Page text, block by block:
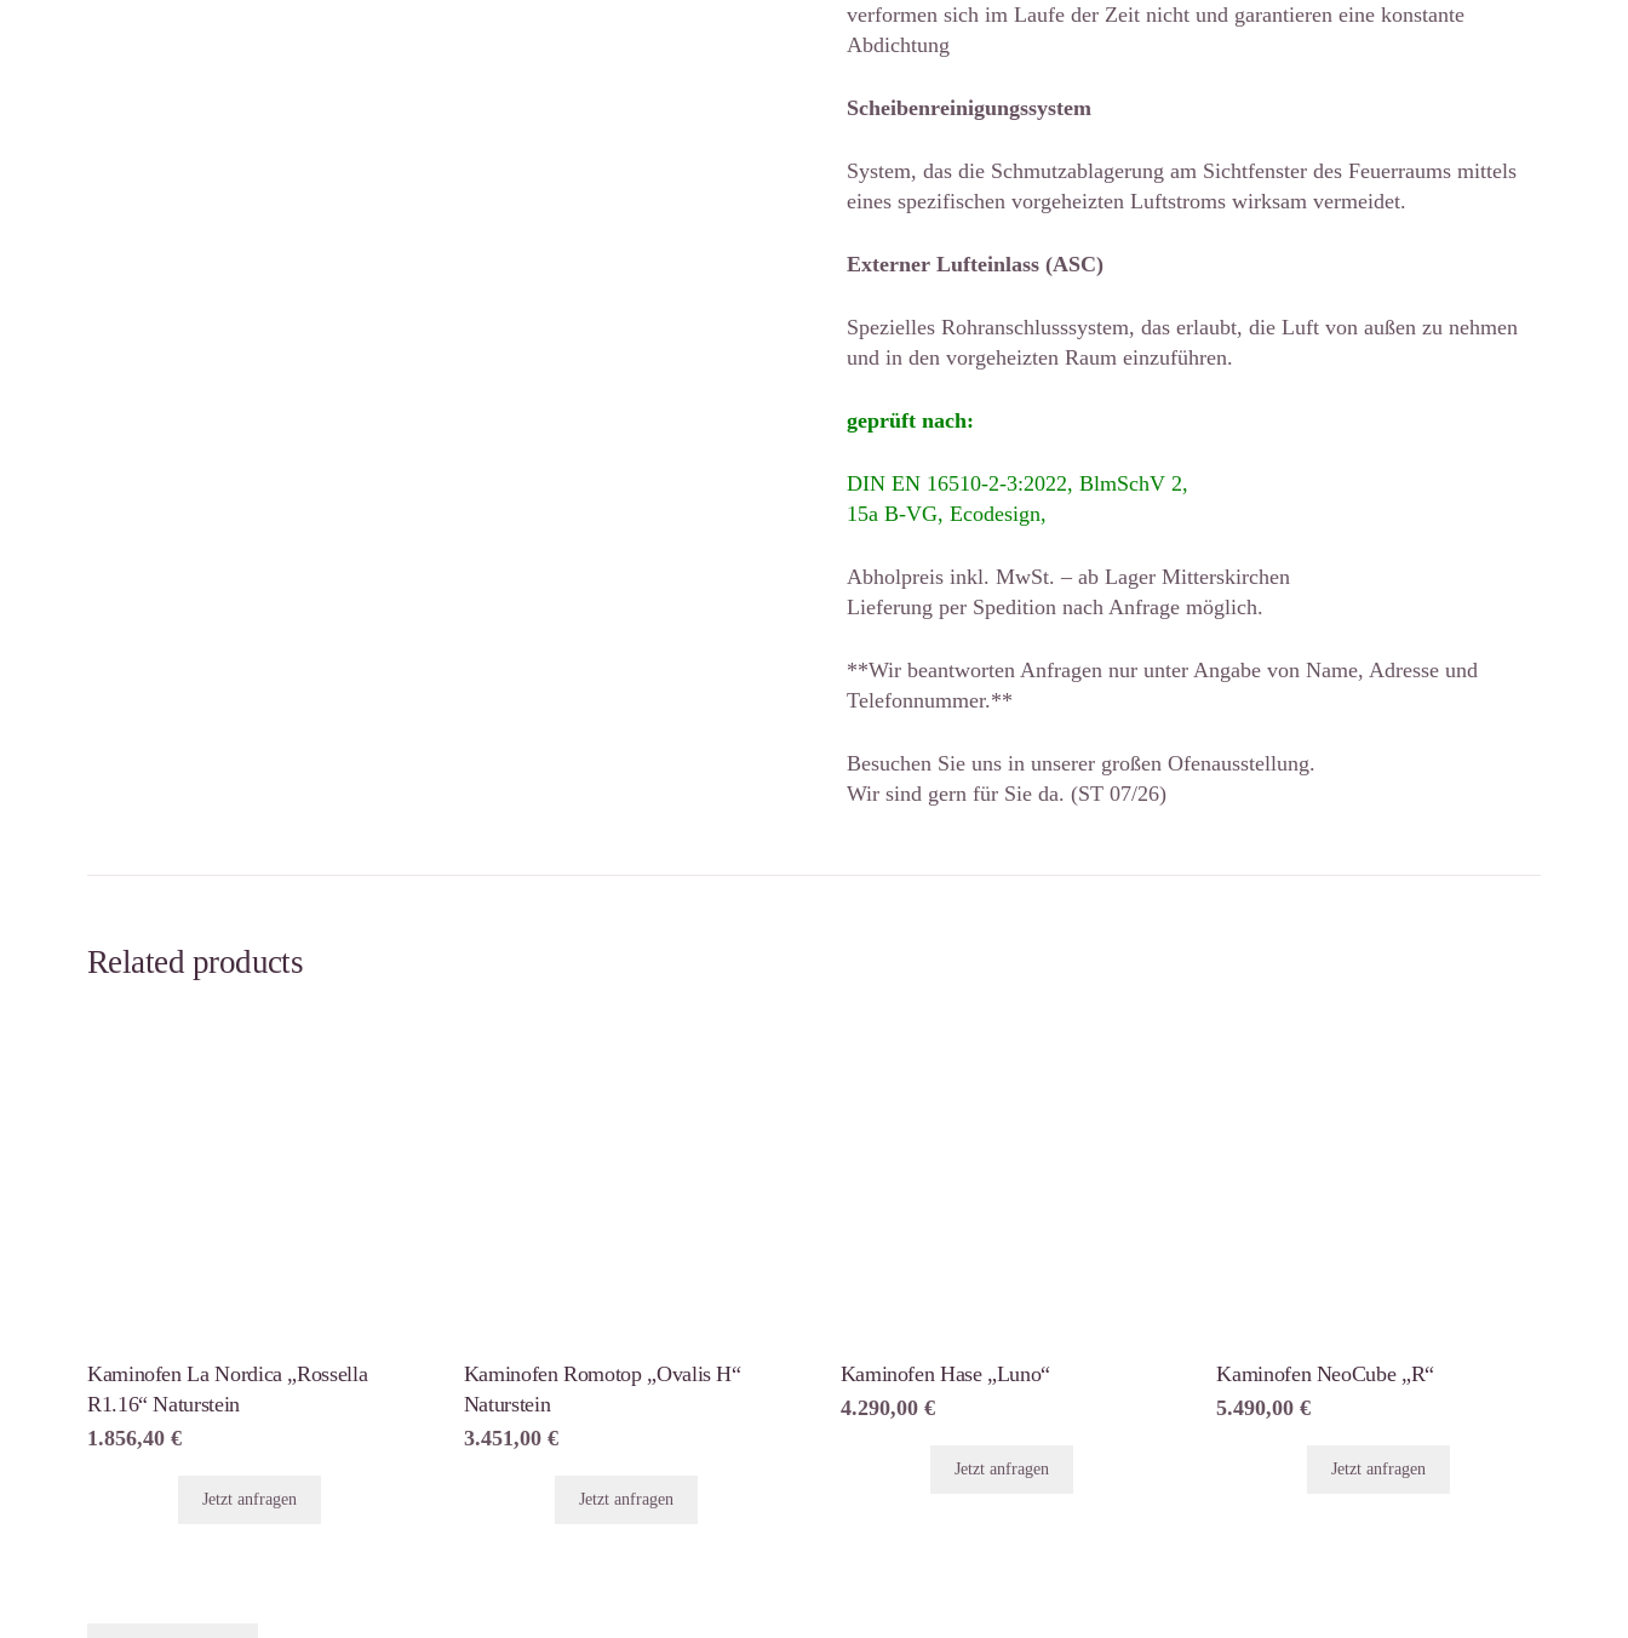
verformen sich im Laufe der Zeit nicht und garantieren eine konstante
Abdichtung
Scheibenreinigungssystem
System, das die Schmutzablagerung am Sichtfenster des Feuerraums mittels
eines spezifischen vorgeheizten Luftstroms wirksam vermeidet.
Externer Lufteinlass (ASC)
Spezielles Rohranschlusssystem, das erlaubt, die Luft von außen zu nehmen
und in den vorgeheizten Raum einzuführen.
geprüft nach:
DIN EN 16510-2-3:2022, BlmSchV 2,
15a B-VG, Ecodesign,
Abholpreis inkl. MwSt. – ab Lager Mitterskirchen
Lieferung per Spedition nach Anfrage möglich.
**Wir beantworten Anfragen nur unter Angabe von Name, Adresse und
Telefonnummer.**
Besuchen Sie uns in unserer großen Ofenausstellung.
Wir sind gern für Sie da. (ST 07/26)
Related products
Kaminofen La Nordica „Rossella
R1.16“ Naturstein
1.856,40 €
Jetzt anfragen
Kaminofen Romotop „Ovalis H“
Naturstein
3.451,00 €
Jetzt anfragen
Kaminofen Hase „Luno“
4.290,00 €
Jetzt anfragen
Kaminofen NeoCube „R“
5.490,00€
Jetzt anfragen